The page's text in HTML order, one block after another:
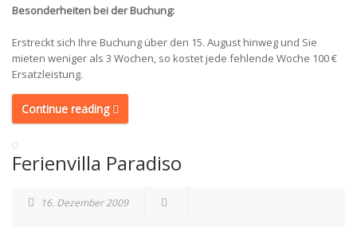
Besonderheiten bei der Buchung:
Erstreckt sich Ihre Buchung über den 15. August hinweg und Sie
mieten weniger als 3 Wochen, so kostet jede fehlende Woche 100 €
Ersatzleistung.
Continue reading
Ferienvilla Paradiso
16. Dezember 2009